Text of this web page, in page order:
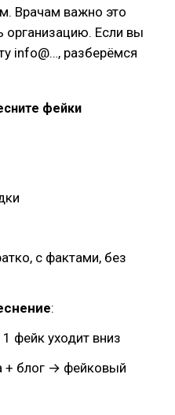
Врачам важно это
организацию. Если вы
info@…, разберёмся
фейки
с фактами, без
:
фейк уходит вниз
+ блог → фейковый